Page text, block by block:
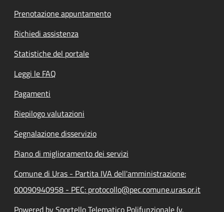
Prenotazione appuntamento
Richiedi assistenza
Statistiche del portale
Leggi le FAQ
Pagamenti
Riepilogo valutazioni
Segnalazione disservizio
Piano di miglioramento dei servizi
Comune di Uras - Partita IVA dell'amministrazione:
00090940958 - PEC: protocollo@pec.comune.uras.or.it
Powered by Sportello Telematico Polifunzionale (v.